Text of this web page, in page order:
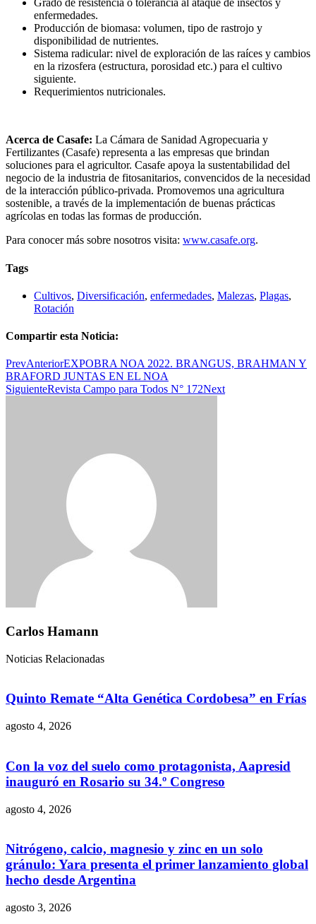
Grado de resistencia o tolerancia al ataque de insectos y
enfermedades.
Producción de biomasa: volumen, tipo de rastrojo y
disponibilidad de nutrientes.
Sistema radicular: nivel de exploración de las raíces y cambios
en la rizosfera (estructura, porosidad etc.) para el cultivo
siguiente.
Requerimientos nutricionales.
Acerca de Casafe: La Cámara de Sanidad Agropecuaria y
Fertilizantes (Casafe) representa a las empresas que brindan
soluciones para el agricultor. Casafe apoya la sustentabilidad del
negocio de la industria de fitosanitarios, convencidos de la necesidad
de la interacción público-privada. Promovemos una agricultura
sostenible, a través de la implementación de buenas prácticas
agrícolas en todas las formas de producción.
Para conocer más sobre nosotros visita: www.casafe.org.
Tags
Cultivos, Diversificación, enfermedades, Malezas, Plagas,
Rotación
Compartir esta Noticia:
PrevAnteriorEXPOBRA NOA 2022. BRANGUS, BRAHMAN Y
BRAFORD JUNTAS EN EL NOA
SiguienteRevista Campo para Todos N° 172Next
Carlos Hamann
Noticias Relacionadas
Quinto Remate “Alta Genética Cordobesa” en Frías
agosto 4, 2026
Con la voz del suelo como protagonista, Aapresid
inauguró en Rosario su 34.º Congreso
agosto 4, 2026
Nitrógeno, calcio, magnesio y zinc en un solo
gránulo: Yara presenta el primer lanzamiento global
hecho desde Argentina
agosto 3, 2026